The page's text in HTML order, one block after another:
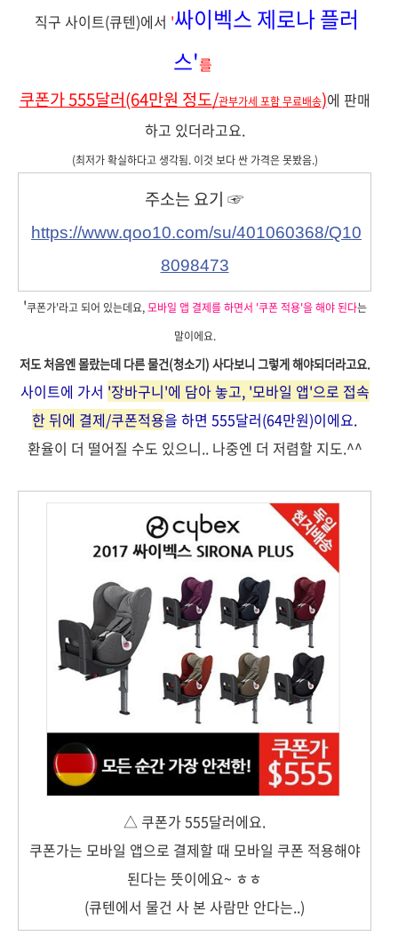
직구 사이트(큐텐)에서 '싸이벡스 제로나 플러
스'를
쿠폰가 555달러(64만원 정도/관부가세 포함무료배송)에 판매
하고 있더라고요.
(최저가 확실하다고 생각됨. 이것 보다 싼 가격은 못봤음.)
주소는 요기 ☞
https://www.qoo10.com/su/401060368/Q10
8098473
'쿠폰가'라고 되어 있는데요,모바일 앱 결제를 하면서 '쿠폰 적용'을 해야 된다는
말이에요.
저도 처음엔몰랐는데 다른 물건(청소기) 사다보니 그렇게 해야되더라고요.
사이트에 가서 '장바구니'에 담아 놓고, '모바일 앱'으로 접속
한 뒤에 결제/쿠폰적용을 하면 555달러(64만원)이에요.
환율이 더 떨어질 수도 있으니.. 나중엔 더 저렴할 지도.^^
△ 쿠폰가 555달러에요.
쿠폰가는 모바일 앱으로 결제할 때 모바일 쿠폰 적용해야
된다는 뜻이에요~ ㅎㅎ
(큐텐에서 물건 사 본 사람만 안다는..)